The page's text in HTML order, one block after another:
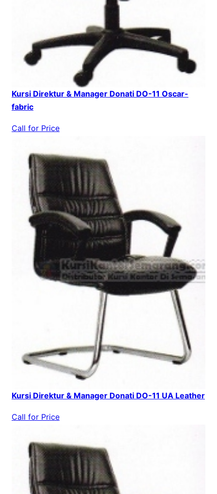
Kursi Direktur & Manager Donati DO-11 Oscar-
fabric
Call for Price
Kursi Direktur & Manager Donati DO-11 UA Leather
Call for Price